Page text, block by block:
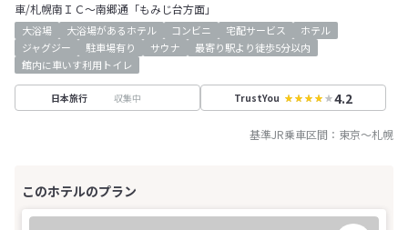
車/札幌南ＩＣ～南郷通「もみじ台方面」
大浴場 大浴場があるホテル コンビニ 宅配サービス
ホテル
ジャグジー
駐車場有り サウナ
最寄り駅より徒歩5分以内
館内に車いす利用トイレ
日本旅行 収集中 TrustYou 4.2
基準JR乗車区間： 東京～札幌